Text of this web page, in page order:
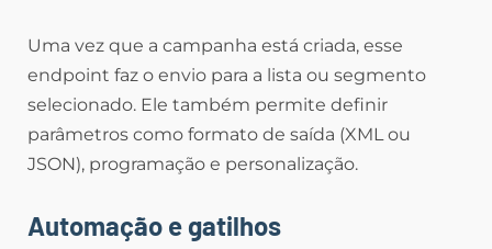
Uma vez que a campanha está criada, esse
endpoint faz o envio para a lista ou segmento
selecionado. Ele também permite definir
parâmetros como formato de saída (XML ou
JSON), programação e personalização.
Automação e gatilhos